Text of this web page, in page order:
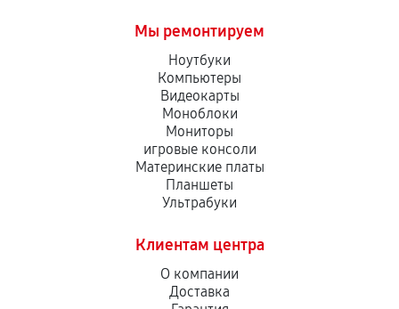
Мы ремонтируем
Ноутбуки
Компьютеры
Видеокарты
Моноблоки
Мониторы
игровые консоли
Материнские платы
Планшеты
Ультрабуки
Клиентам центра
О компании
Доставка